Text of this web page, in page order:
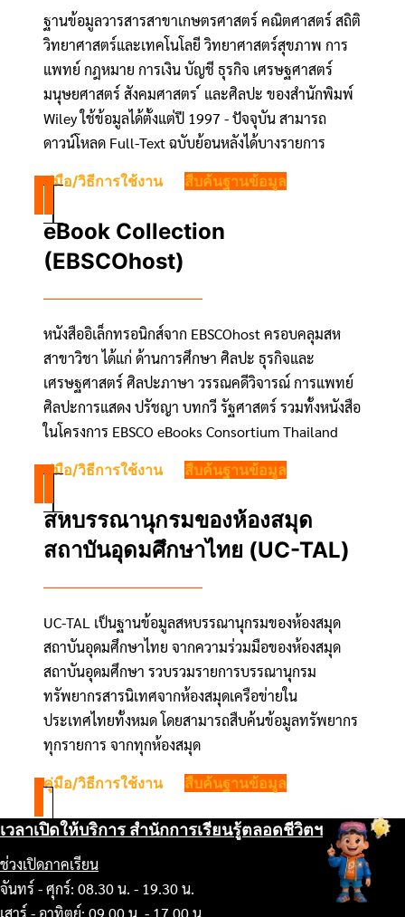
ฐานข้อมูลวารสารสาขาเกษตรศาสตร์ คณิตศาสตร์ สถิติ
วิทยาศาสตร์และเทคโนโลยี วิทยาศาสตร์สุขภาพ การ
แพทย์ กฎหมาย การเงิน บัญชี ธุรกิจ เศรษฐศาสตร์
มนุษยศาสตร์ สังคมศาสตร ์ และศิลปะ ของสำนักพิมพ์
Wiley ใช้ข้อมูลได้ตั้งแต่ปี 1997 - ปัจจุบัน สามารถ
ดาวน์โหลด Full-Text ฉบับย้อนหลังได้บางรายการ
คู่มือ/วิธีการใช้งาน สืบค้นฐานข้อมูล
eBook Collection
(EBSCOhost)
หนังสืออิเล็กทรอนิกส์จาก EBSCOhost ครอบคลุมสห
สาขาวิชา ได้แก่ ด้านการศึกษา ศิลปะ ธุรกิจและ
เศรษฐศาสตร์ ศิลปะภาษา วรรณคดีวิจารณ์ การแพทย์
ศิลปะการแสดง ปรัชญา บทกวี รัฐศาสตร์ รวมทั้งหนังสือ
ในโครงการ EBSCO eBooks Consortium Thailand
คู่มือ/วิธีการใช้งาน สืบค้นฐานข้อมูล
สหบรรณานุกรมของห้องสมุด
สถาบันอุดมศึกษาไทย (UC-TAL)
UC-TAL เป็นฐานข้อมูลสหบรรณานุกรมของห้องสมุด
สถาบันอุดมศึกษาไทย จากความร่วมมือของห้องสมุด
สถาบันอุดมศึกษา รวบรวมรายการบรรณานุกรม
ทรัพยากรสารนิเทศจากห้องสมุดเครือข่ายใน
ประเทศไทยทั้งหมด โดยสามารถสืบค้นข้อมูลทรัพยากร
ทุกรายการ จากทุกห้องสมุด
คู่มือ/วิธีการใช้งาน สืบค้นฐานข้อมูล
เวลาเปิดให้บริการ สำนักการเรียนรู้ตลอดชีวิตฯ
ช่วงเปิดภาคเรียน
จันทร์ - ศุกร์: 08.30 น. - 19.30 น.
เสาร์ - อาทิตย์: 09.00 น. - 17.00 น.